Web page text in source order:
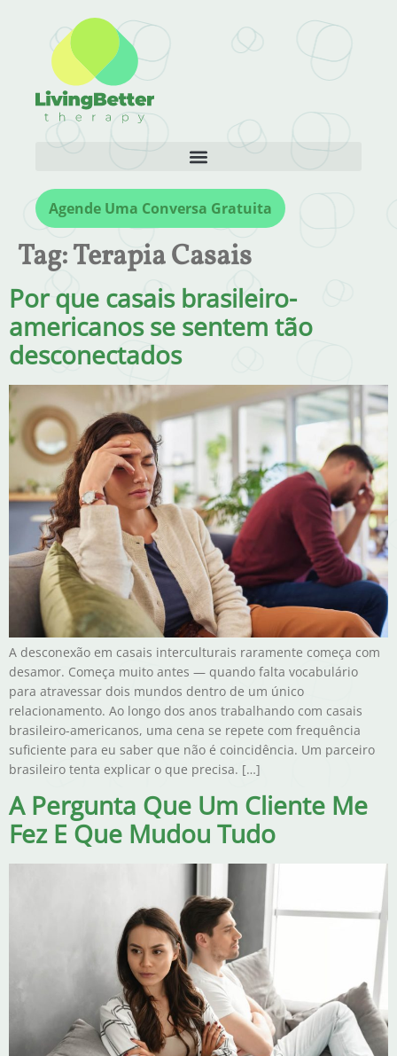
Agende Uma Conversa Gratuita
Tag:Terapia Casais
Por que casais brasileiro-
americanos se sentem tão
desconectados
A desconexão em casais interculturais raramente começa com
desamor. Começa muito antes — quando falta vocabulário
para atravessar dois mundos dentro de um único
relacionamento. Ao longo dos anos trabalhando com casais
brasileiro-americanos, uma cena se repete com frequência
suficiente para eu saber que não é coincidência. Um parceiro
brasileiro tenta explicar o que precisa. […]
A Pergunta Que Um Cliente Me
Fez E Que Mudou Tudo